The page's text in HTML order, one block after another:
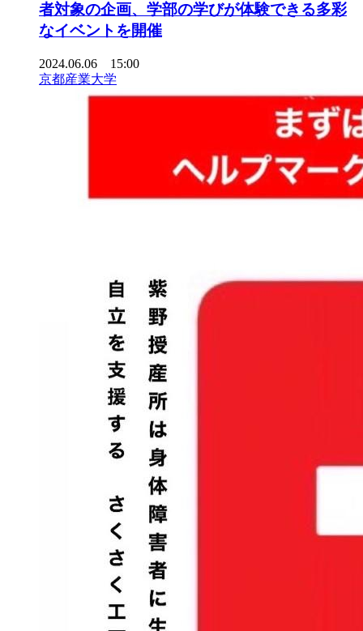
者対象の企画、学部の学びが体験できる多彩
なイベントを開催
2024.06.06 15:00
京都産業大学